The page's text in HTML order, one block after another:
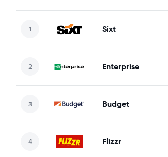
Sixt
Enterprise
Budget
Flizzr